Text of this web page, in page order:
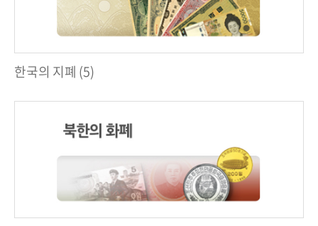
한국의 지폐 (5)